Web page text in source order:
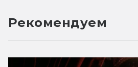
Рекомендуем